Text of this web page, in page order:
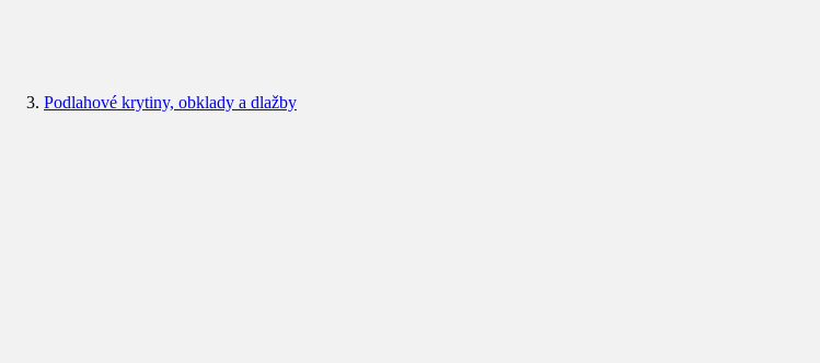
Podlahové krytiny, obklady a dlažby